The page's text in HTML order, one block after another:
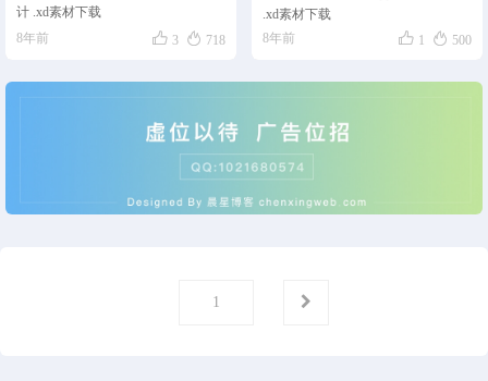
计 .xd素材下载
8年前
 3  718
.xd素材下载
8年前
 1  500
第1